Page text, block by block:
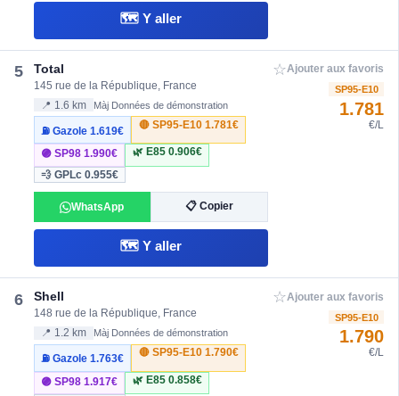
🗺️ Y aller
5 Total
145 rue de la République, France
📍 1.6 km Màj Données de démonstration
⛽ Gazole1.619€
🔴 SP95-E10 1.781€
🟣 SP981.990€ 🌿 E85 0.906€
💨 GPLc0.955€
WhatsApp 📋 Copier
🗺️ Y aller
☆Ajouter aux favoris
SP95-E10
1.781
€/L
6 Shell
148 rue de la République, France
📍 1.2 km Màj Données de démonstration
⛽ Gazole1.763€
🔴 SP95-E10 1.790€
🟣 SP981.917€ 🌿 E85 0.858€
☆Ajouter aux favoris
SP95-E10
1.790
€/L